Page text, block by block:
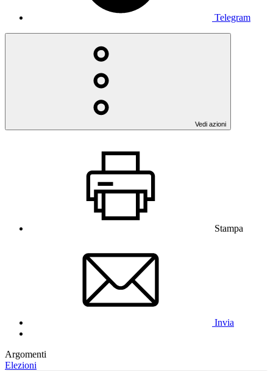
Telegram
Vedi azioni
Stampa
Invia
Argomenti
Elezioni